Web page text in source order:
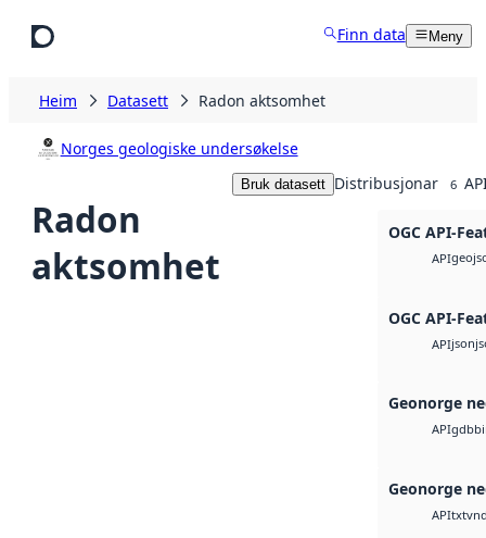
Finn data Meny
Heim Datasett Radon aktsomhet
Norges geologiske undersøkelse
Radon
aktsomhet
Bruk datasett Distribusjonar 6
OGC API-
API
OGC API-
APIjson
Geonorge
APIgdb
Geonorge
APItxt